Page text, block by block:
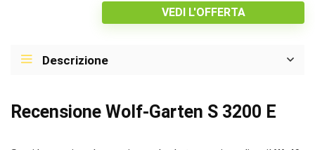
VEDI L'OFFERTA
Descrizione
Recensione Wolf-Garten S 3200 E